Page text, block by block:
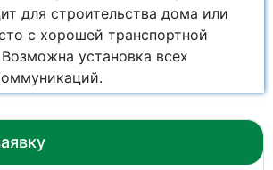
для строительства дома или
с хорошей транспортной
установка всех